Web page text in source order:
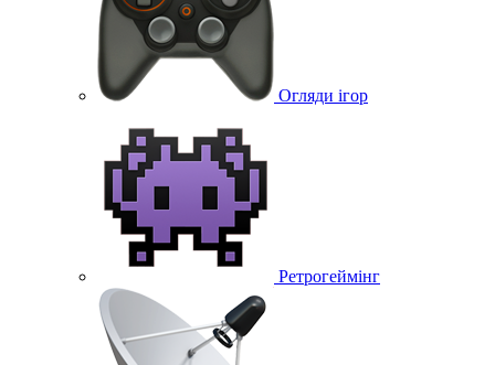
Огляди ігор
Ретрогеймінг